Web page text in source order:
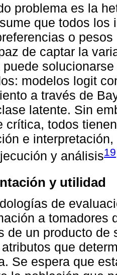
problema es la
que todos
o
de captar la
puede
modelos logit
a través de
latente. Sin
crítica, todos
e
y análisis19
y utilidad
de
a tomadores
de un producto
que
Se espera que